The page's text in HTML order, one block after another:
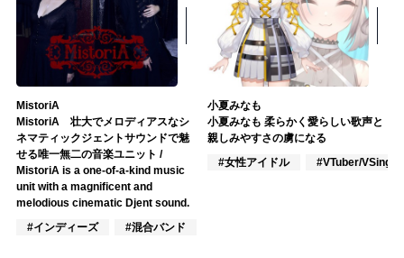
MistoriA
MistoriA 壮大でメロディアスなシ
ネマティックジェントサウンドで魅
せる唯一無二の音楽ユニット /
MistoriA is a one-of-a-kind music
unit with a magnificent and
melodious cinematic Djent sound.
#インディーズ
#混合バンド
小夏みなも
小夏みなも 柔らかく愛らしい歌声と
親しみやすさの虜になる
#女性アイドル
#VTuber/VSinger